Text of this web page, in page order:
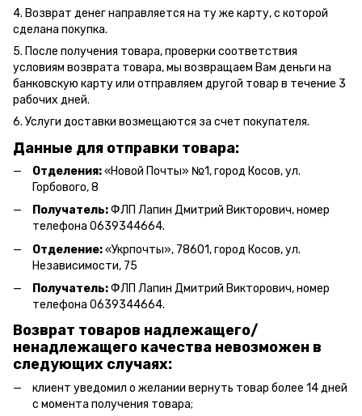
4. Возврат денег направляется на ту же карту, с которой
сделана покупка.
5. После получения товара, проверки соответствия
условиям возврата товара, мы возвращаем Вам деньги на
банковскую карту или отправляем другой товар в течение 3
рабочих дней.
6. Услуги доставки возмещаются за счет покупателя.
Данные для отправки товара:
Отделения:«Новой Почты» №1, город Косов,ул.
Горбового, 8
Получатель:ФЛП Лапин Дмитрий Викторович, номер
телефона 0639344664.
Отделение:«Укрпочты», 78601, город Косов, ул.
Независимости, 75
Получатель:ФЛП Лапин Дмитрий Викторович, номер
телефона 0639344664.
Возврат товаров надлежащего/
ненадлежащего качества невозможен в
следующих случаях:
клиент уведомил о желании вернуть товар более 14 дней
с момента получения товара;